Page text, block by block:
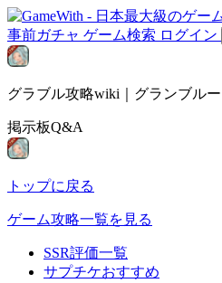
事前ガチャ ゲーム検索 ログイン
グラブル攻略wiki｜グランブル
掲示板Q&A
トップに戻る
ゲーム攻略一覧を見る
SSR評価一覧
サプチケおすすめ